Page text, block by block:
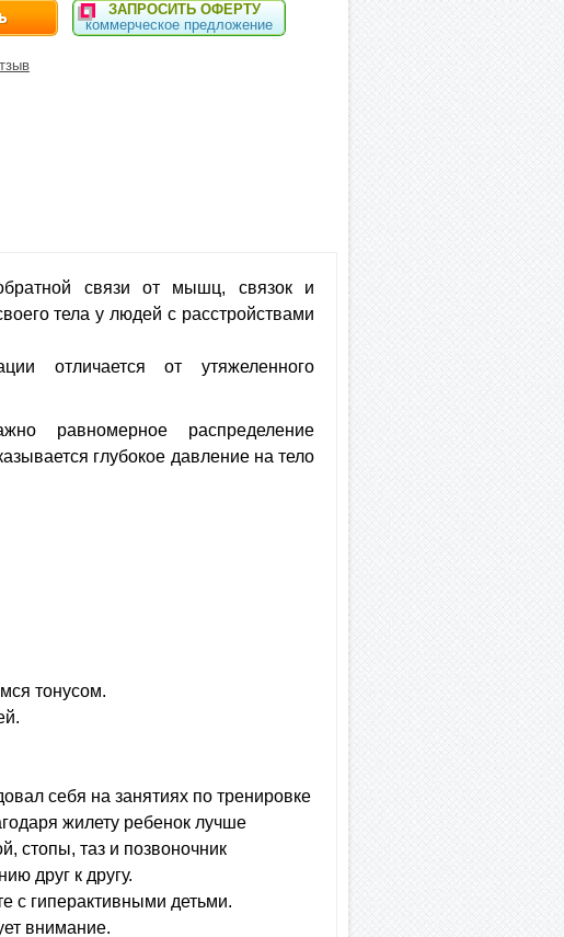
ЗАПРОСИТЬ ОФЕРТУ
коммерческое предложение
связи от мышц, связок и
тела у людей с расстройствами
отличается от утяжеленного
равномерное распределение
глубокое давление на тело
тонусом.
себя на занятиях по тренировке
жилету ребенок лучше
стопы, таз и позвоночник
друг к другу.
с гиперактивными детьми.
внимание.